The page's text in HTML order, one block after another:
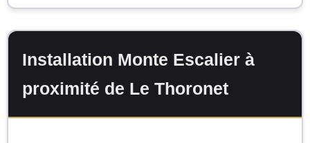
Installation Monte Escalier à
proximité de Le Thoronet